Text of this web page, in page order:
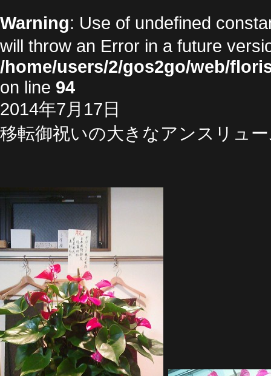
Warning: Use of undefined
will throw an Error in a future
/home/users/2/gos2go/web/
on line 94
2014年7月17日
移転御祝いの大きなアンスリュ